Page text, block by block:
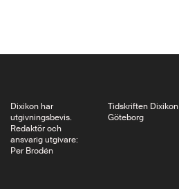
roll i prosan och…
Dixikon har
utgivningsbevis.
Redaktör och
ansvarig utgivare:
Per Brodén
Tidskriften Dixikon
Göteborg